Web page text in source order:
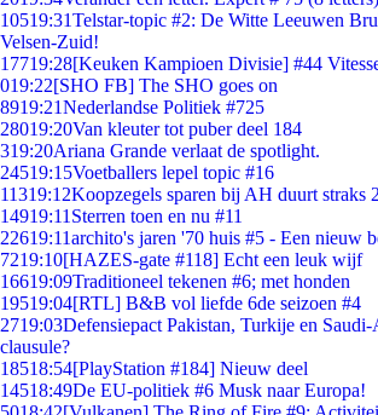
10519:31Telstar-topic #2: De Witte Leeuwen
Velsen-Zuid!
17719:28[Keuken Kampioen Divisie] #44
019:22[SHO FB] The SHO goes on
8919:21Nederlandse Politiek #725
28019:20Van kleuter tot puber deel 184
319:20Ariana Grande verlaat de spotlight.
24519:15Voetballers lepel topic #16
11319:12Koopzegels sparen bij AH duurt straks
14919:11 Sterren toen en nu #11
22619:11archito's jaren '70 huis #5 - Een nieuw
7219:10[HAZES-gate #118] Echt een leuk wijf
16619:09Traditioneel tekenen #6; met honden
19519:04[RTL] B&B vol liefde 6de seizoen #4
2719:03Defensiepact Pakistan, Turkije en
clausule?
18518:54[PlayStation #184] Nieuw deel
14518:49De EU-politiek #6 Musk naar Europa!